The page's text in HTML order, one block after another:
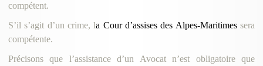
compétent.
S’il s’agit d’un crime, la Cour d’assises des Alpes-Maritimessera
compétente.
Précisons que l’assistance d’un Avocat n’est obligatoire que